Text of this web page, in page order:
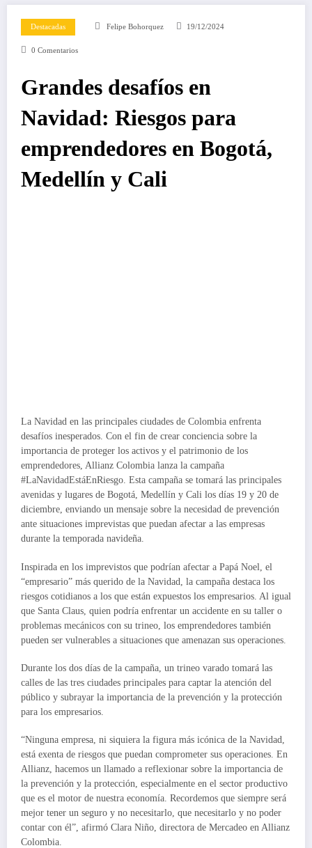
Destacadas Felipe Bohorquez 19/12/2024
0 Comentarios
Grandes desafíos en
Navidad: Riesgos para
emprendedores en Bogotá,
Medellín y Cali
La Navidad en las principales ciudades de Colombia enfrenta
desafíos inesperados. Con el fin de crear conciencia sobre la
importancia de proteger los activos y el patrimonio de los
emprendedores, Allianz Colombia lanza la campaña
#LaNavidadEstáEnRiesgo. Esta campaña se tomará las principales
avenidas y lugares de Bogotá, Medellín y Cali los días 19 y 20 de
diciembre, enviando un mensaje sobre la necesidad de prevención
ante situaciones imprevistas que puedan afectar a las empresas
durante la temporada navideña.
Inspirada en los imprevistos que podrían afectar a Papá Noel, el
“empresario” más querido de la Navidad, la campaña destaca los
riesgos cotidianos a los que están expuestos los empresarios. Al igual
que Santa Claus, quien podría enfrentar un accidente en su taller o
problemas mecánicos con su trineo, los emprendedores también
pueden ser vulnerables a situaciones que amenazan sus operaciones.
Durante los dos días de la campaña, un trineo varado tomará las
calles de las tres ciudades principales para captar la atención del
público y subrayar la importancia de la prevención y la protección
para los empresarios.
“Ninguna empresa, ni siquiera la figura más icónica de la Navidad,
está exenta de riesgos que puedan comprometer sus operaciones. En
Allianz, hacemos un llamado a reflexionar sobre la importancia de
la prevención y la protección, especialmente en el sector productivo
que es el motor de nuestra economía. Recordemos que siempre será
mejor tener un seguro y no necesitarlo, que necesitarlo y no poder
contar con él”, afirmó Clara Niño, directora de Mercadeo en Allianz
Colombia.